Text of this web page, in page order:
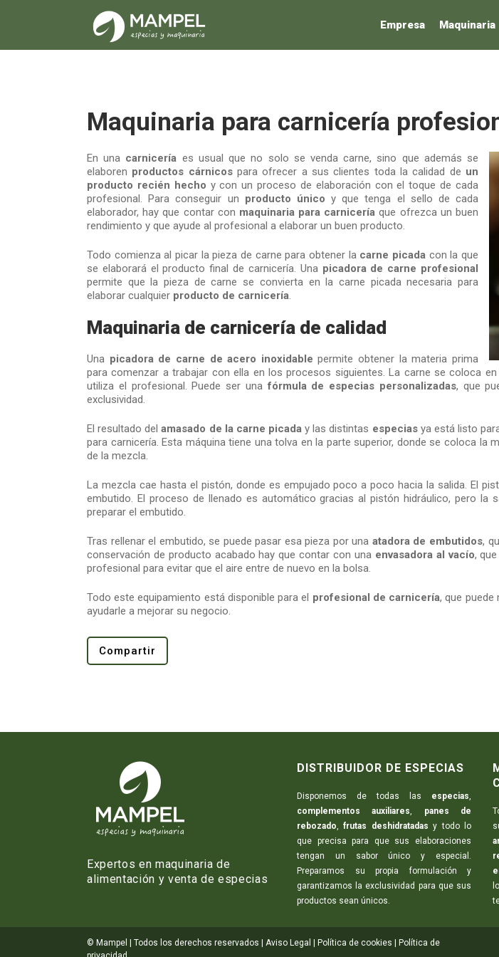
Empresa Maquinaria
Maquinaria para carnicería
En una carnicería es usual que no solo se venda carne, sino que además se
elaboren productos cárnicospara ofrecer a sus clientes toda la calidad de un
producto recién hecho y con un proceso de elaboración con el toque de cada
profesional. Para conseguir un producto único y que tenga el sello de cada
elaborador, hay que contar con maquinaria para carnicería que ofrezca un buen
rendimiento y que ayude al profesional a elaborar un buen producto.
Todo comienza al picar la pieza de carne para obtener la carne picada con la que
se elaborará el producto final de carnicería. Una picadora de carne profesional
permite que la pieza de carne se convierta en la carne picada necesaria para
elaborar cualquier producto de carnicería.
Maquinaria de carnicería de calidad
Una picadora de carne de acero inoxidable permite obtener la materia prima
para comenzar a trabajar con ella en los procesos siguientes. La carne se coloca en
utiliza el profesional. Puede ser unafórmula de especias personalizadas, que
exclusividad.
El resultado delamasado de la carne picada y las distintas especiasya está listo
para carnicería. Esta máquina tiene una tolva en la parte superior, donde se coloca la
de la mezcla.
La mezcla cae hasta el pistón, donde es empujado poco a poco hacia la salida. El
embutido. El proceso de llenado es automático gracias al pistón hidráulico, pero
preparar el embutido.
Tras rellenar el embutido, se puede pasar esa pieza por una atadora de embutidos,
conservación de producto acabado hay que contar con una envasadora al vacío,
profesional para evitar que el aire entre de nuevo en la bolsa.
Todo este equipamiento está disponible para el profesional de carnicería, que
ayudarle a mejorar su negocio.
Compartir
Expertos en maquinaria de
alimentación y venta de especias
DISTRIBUIDOR DE ESPECIAS
Disponemos de todas las especias,
complementos auxiliares, panes de
rebozado,frutas deshidratadas y todo lo
que precisa para que sus elaboraciones
tengan un sabor único y especial.
Preparamos su propia formulación y
garantizamos la exclusividad para que sus
productos sean únicos.
© Mampel | Todos los derechos reservados | Aviso Legal Política de cookies
Política de